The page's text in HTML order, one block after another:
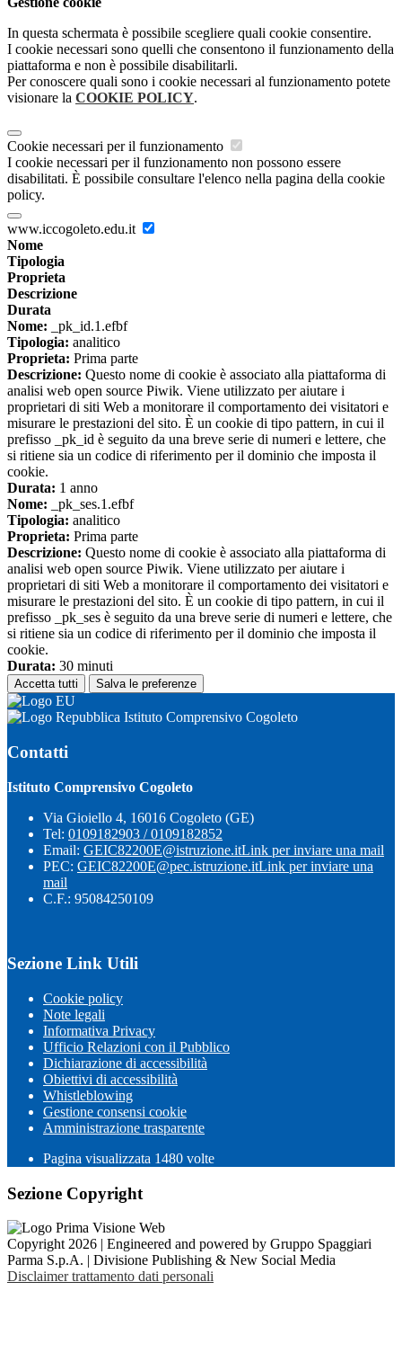
In questa schermata è possibile scegliere quali cookie consentire.
I cookie necessari sono quelli che consentono il funzionamento della
piattaforma e non è possibile disabilitarli.
Per conoscere quali sono i cookie necessari al funzionamento potete
visionare la COOKIE POLICY.
Cookie necessari per il funzionamento
I cookie necessari per il funzionamento non possono essere
disabilitati. È possibile consultare l'elenco nella pagina della cookie
policy.
www.iccogoleto.edu.it
Nome
Tipologia
Proprieta
Descrizione
Durata
Nome: _pk_id.1.efbf
Tipologia: analitico
Proprieta: Prima parte
Descrizione: Questo nome di cookie è associato alla piattaforma di
analisi web open source Piwik. Viene utilizzato per aiutare i
proprietari di siti Web a monitorare il comportamento dei visitatori e
misurare le prestazioni del sito. È un cookie di tipo pattern, in cui il
prefisso _pk_id è seguito da una breve serie di numeri e lettere, che
si ritiene sia un codice di riferimento per il dominio che imposta il
cookie.
Durata: 1 anno
Nome: _pk_ses.1.efbf
Tipologia: analitico
Proprieta: Prima parte
Descrizione: Questo nome di cookie è associato alla piattaforma di
analisi web open source Piwik. Viene utilizzato per aiutare i
proprietari di siti Web a monitorare il comportamento dei visitatori e
misurare le prestazioni del sito. È un cookie di tipo pattern, in cui il
prefisso _pk_ses è seguito da una breve serie di numeri e lettere, che
si ritiene sia un codice di riferimento per il dominio che imposta il
cookie.
Durata: 30 minuti
Accetta tutti Salva le preferenze
Istituto Comprensivo Cogoleto
Contatti
Istituto Comprensivo Cogoleto
Via Gioiello 4, 16016 Cogoleto (GE)
Tel: 0109182903 / 0109182852
Email: GEIC82200E@istruzione.itLink per inviare una mail
PEC: GEIC82200E@pec.istruzione.itLink per inviare una
mail
C.F.: 95084250109
Sezione Link Utili
Cookie policy
Note legali
Informativa Privacy
Ufficio Relazioni con il Pubblico
Dichiarazione di accessibilità
Obiettivi di accessibilità
Whistleblowing
Gestione consensi cookie
Amministrazione trasparente
Pagina visualizzata 1480 volte
Sezione Copyright
Copyright 2026 | Engineered and powered by Gruppo Spaggiari
Parma S.p.A. | Divisione Publishing & New Social Media
Disclaimer trattamento dati personali